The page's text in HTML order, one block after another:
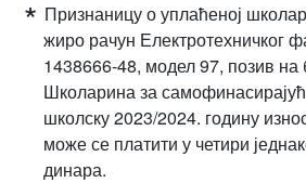
Признаницу о уплаћеној
жиро рачун Електротехничког
1438666-48, модел 97, позив на
Школарина за
школску 2023/2024. годину
може се платити у четири
динара.